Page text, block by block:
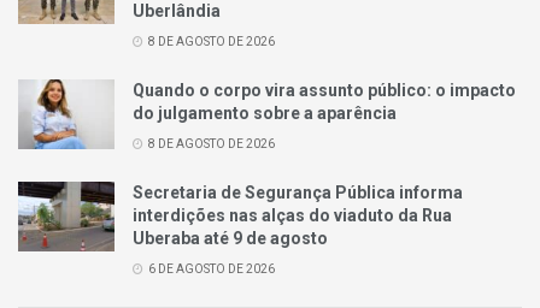
Uberlândia
8 DE AGOSTO DE 2026
Quando o corpo vira assunto público: o impacto
do julgamento sobre a aparência
8 DE AGOSTO DE 2026
Secretaria de Segurança Pública informa
interdições nas alças do viaduto da Rua
Uberaba até 9 de agosto
6 DE AGOSTO DE 2026